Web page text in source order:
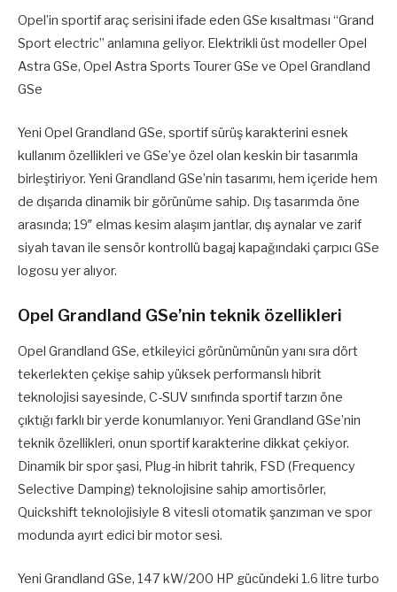
Opel’in sportif araç serisini ifade eden GSe kısaltması “Grand
Sport electric” anlamına geliyor. Elektrikli üst modeller Opel
Astra GSe, Opel Astra Sports Tourer GSe ve Opel Grandland
GSe
Yeni Opel Grandland GSe, sportif sürüş karakterini esnek
kullanım özellikleri ve GSe’ye özel olan keskin bir tasarımla
birleştiriyor. Yeni Grandland GSe’nin tasarımı, hem içeride hem
de dışarıda dinamik bir görünüme sahip. Dış tasarımda öne
arasında; 19″ elmas kesim alaşım jantlar, dış aynalar ve zarif
siyah tavan ile sensör kontrollü bagaj kapağındaki çarpıcı GSe
logosu yer alıyor.
Opel Grandland GSe’nin teknik özellikleri
Opel Grandland GSe, etkileyici görünümünün yanı sıra dört
tekerlekten çekişe sahip yüksek performanslı hibrit
teknolojisi sayesinde, C-SUV sınıfında sportif tarzın öne
çıktığı farklı bir yerde konumlanıyor. Yeni Grandland GSe’nin
teknik özellikleri, onun sportif karakterine dikkat çekiyor.
Dinamik bir spor şasi, Plug-in hibrit tahrik, FSD (Frequency
Selective Damping) teknolojisine sahip amortisörler,
Quickshift teknolojisiyle 8 vitesli otomatik şanzıman ve spor
modunda ayırt edici bir motor sesi.
Yeni Grandland GSe, 147 kW/200 HP gücündeki 1.6 litre turbo